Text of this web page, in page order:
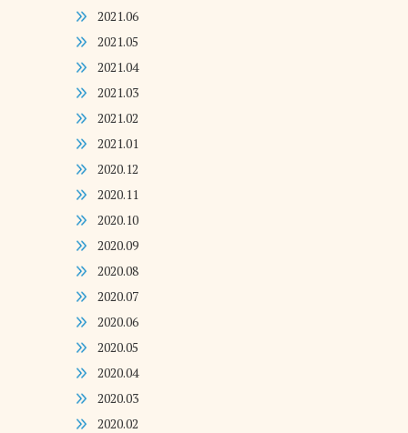
2021.06
2021.05
2021.04
2021.03
2021.02
2021.01
2020.12
2020.11
2020.10
2020.09
2020.08
2020.07
2020.06
2020.05
2020.04
2020.03
2020.02